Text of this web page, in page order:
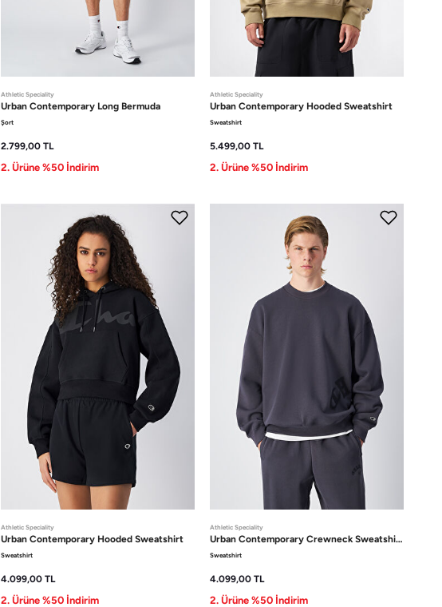
Athletic Speciality
Urban Contemporary Long Bermuda
Şort
2.799,00 TL
2. Ürüne %50 İndirim
Athletic Speciality
Urban Contemporary Hooded Sweatshirt
Sweatshirt
5.499,00 TL
2. Ürüne %50 İndirim
Athletic Speciality
Urban Contemporary Hooded Sweatshirt
Sweatshirt
4.099,00 TL
2. Ürüne %50 İndirim
Athletic Speciality
Urban Contemporary Crewneck Sweatshirt
Sweatshirt
4.099,00 TL
2. Ürüne %50 İndirim